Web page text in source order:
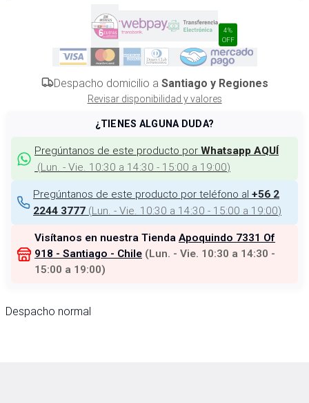
4%
OFF
Despacho domicilio a Santiago y Regiones
Revisar disponibilidad y valores
¿TIENES ALGUNA DUDA?
Pregúntanos de este producto por Whatsapp AQUÍ
(Lun. - Vie. 10:30 a 14:30 - 15:00 a 19:00)
Pregúntanos de este producto por teléfono al +56 2
2244 3777 (Lun. - Vie. 10:30 a 14:30 - 15:00 a 19:00)
Visítanos en nuestra Tienda Apoquindo 7331 Of
918 - Santiago - Chile (Lun. - Vie. 10:30 a 14:30 -
15:00 a 19:00)
Despacho normal